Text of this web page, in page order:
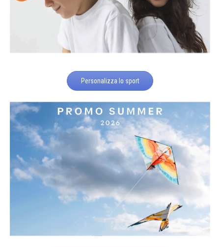
Personalizza lo sport